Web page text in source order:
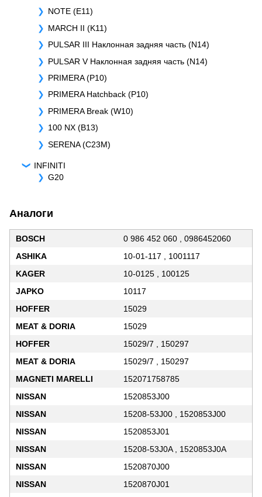
NOTE (E11)
MARCH II (K11)
PULSAR III Наклонная задняя часть (N14)
PULSAR V Наклонная задняя часть (N14)
PRIMERA (P10)
PRIMERA Hatchback (P10)
PRIMERA Break (W10)
100 NX (B13)
SERENA (C23M)
INFINITI
G20
Аналоги
BOSCH
0 986 452 060 , 0986452060
ASHIKA
10-01-117 , 1001117
KAGER
10-0125 , 100125
JAPKO
10117
HOFFER
15029
MEAT & DORIA
15029
HOFFER
15029/7 , 150297
MEAT & DORIA
15029/7 , 150297
MAGNETI MARELLI
152071758785
NISSAN
1520853J00
NISSAN
15208-53J00 , 1520853J00
NISSAN
1520853J01
NISSAN
15208-53J0A , 1520853J0A
NISSAN
1520870J00
NISSAN
1520870J01